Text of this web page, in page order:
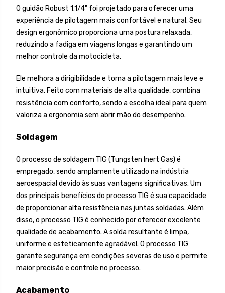
O guidão Robust 1.1/4" foi projetado para oferecer uma
experiência de pilotagem mais confortável e natural. Seu
design ergonômico proporciona uma postura relaxada,
reduzindo a fadiga em viagens longas e garantindo um
melhor controle da motocicleta.
Ele melhora a dirigibilidade e torna a pilotagem mais leve e
intuitiva. Feito com materiais de alta qualidade, combina
resistência com conforto, sendo a escolha ideal para quem
valoriza a ergonomia sem abrir mão do desempenho.
Soldagem
O processo de soldagem TIG (Tungsten Inert Gas) é
empregado, sendo amplamente utilizado na indústria
aeroespacial devido às suas vantagens significativas. Um
dos principais benefícios do processo TIG é sua capacidade
de proporcionar alta resistência nas juntas soldadas. Além
disso, o processo TIG é conhecido por oferecer excelente
qualidade de acabamento. A solda resultante é limpa,
uniforme e esteticamente agradável. O processo TIG
garante segurança em condições severas de uso e permite
maior precisão e controle no processo.
Acabamento